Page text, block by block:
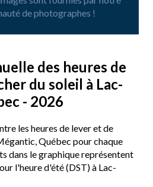
de photographes !
des heures de
du soleil à Lac-
- 2026
les heures de lever et de
Québec pour chaque
dans le graphique représentent
l'heure d'été (DST) à Lac-